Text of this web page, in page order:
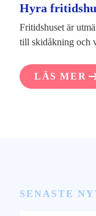
Hyra
Fritidshuset är
till skidåkning och
LÄS MER
SENASTE